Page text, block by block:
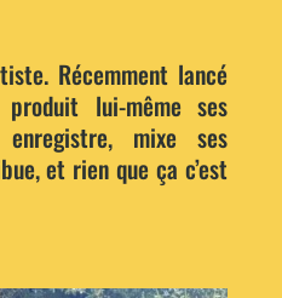
Récemment lancé
lui-même ses
mixe ses
et rien que ça c’est